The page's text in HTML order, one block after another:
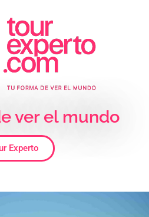
ver el mundo
Experto